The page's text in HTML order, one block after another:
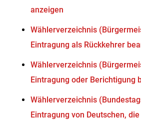
anzeigen
Wählerverzeichnis
Eintragung als Rückkehrer
Wählerverzeichnis
Eintragung oder Berichtigung
Wählerverzeichnis
Eintragung von Deutschen,